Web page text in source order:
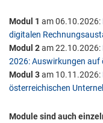
Modul 1 am 06.10.2026:
digitalen
Modul 2am 22.10.2026:
2026: Auswirkungen
Modul 3am 10.11.2026:
österreichischen
Module sind auch